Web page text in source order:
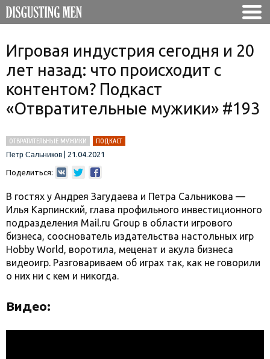
Игровая индустрия сегодня и 20
лет назад: что происходит с
контентом? Подкаст
«Отвратительные мужики» #193
ОТВРАТИТЕЛЬНЫЕ МУЖИКИ
ПОДКАСТ
Петр Сальников
21.04.2021
Поделиться:
В гостях у Андрея Загудаева и Петра Сальникова —
Илья Карпинский, глава профильного инвестиционного
подразделения Mail.ru Group в области игрового
бизнеса, сооснователь издательства настольных игр
Hobby World, воротила, меценат и акула бизнеса
видеоигр. Разговариваем об играх так, как не говорили
о них ни с кем и никогда.
Видео: